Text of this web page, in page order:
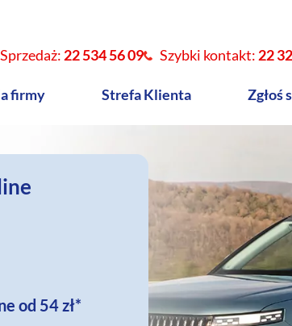
Sprzedaż: 22 534 56 09 Szybki kontakt: 22
firmy Strefa Klienta Zgłoś
od 54 zł*